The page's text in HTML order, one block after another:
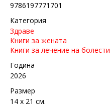
9786197771701
Категория
Здраве
Книги за жената
Книги за лечение на болести
Година
2026
Размер
14 х 21 см.